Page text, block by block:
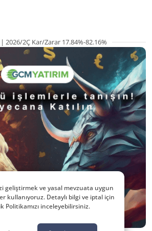
2026/2Ç Kar/Zarar 17.84%-82.16%
geliştirmek ve yasal mevzuata uygun
kullanıyoruz. Detaylı bilgi ve iptal için
Politikamızı inceleyebilirsiniz.